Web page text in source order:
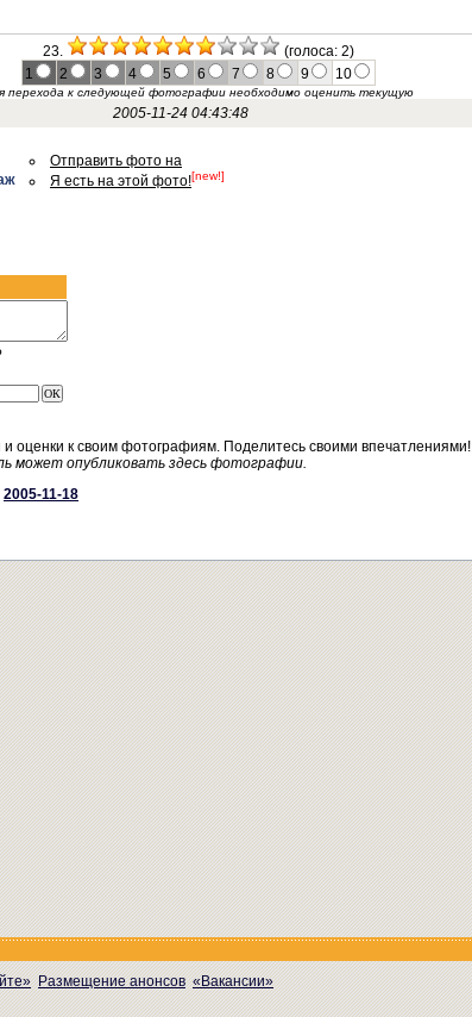
23.
(голоса: 2)
1
2 3 4 5 6 7 8 9 10
перехода к следующей фотографии необходимо оценить текущую
2005-11-24 04:43:48
Отправить фото на
Я есть на этой фото![new!]
оценки к своим фотографиям. Поделитесь своими впечатлениями!
может опубликовать здесь фотографии.
2005-11-18
Размещение анонсов «Вакансии»